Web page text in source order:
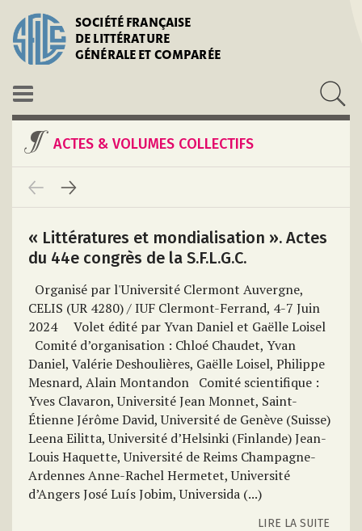
SOCIÉTÉ FRANÇAISE
DE LITTÉRATURE
GÉNÉRALE ET COMPARÉE
ACTES & VOLUMES COLLECTIFS
« Littératures et mondialisation ». Actes
du 44e congrès de la S.F.L.G.C.
Organisé par l'Université Clermont Auvergne,
CELIS (UR 4280) / IUF Clermont-Ferrand, 4-7 Juin
2024
Volet édité parYvan Daniel et Gaëlle Loisel
Comité d’organisation : Chloé Chaudet, Yvan
Daniel, Valérie Deshoulières, Gaëlle Loisel, Philippe
Mesnard, Alain Montandon Comité scientifique :
Yves Clavaron, Université Jean Monnet, Saint-
ÉtienneJérôme David, Université de Genève (Suisse)
Leena Eilitta, Université d’Helsinki (Finlande)Jean-
Louis Haquette, Université de Reims Champagne-
ArdennesAnne-Rachel Hermetet, Université
d’AngersJosé Luís Jobim, Universida (...)
LIRE LA SUITE